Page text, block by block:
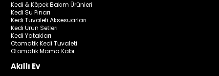
Kedi & Köpek Bakım Ürünleri
Kedi Su Pınarı
Kedi Tuvaleti Aksesuarları
Kedi Ürün Setleri
Kedi Yatakları
Otomatik Kedi Tuvaleti
Otomatik Mama Kabı
Akıllı Ev